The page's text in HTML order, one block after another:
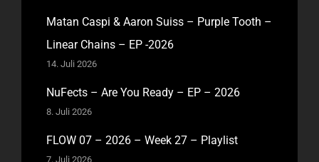
Matan Caspi & Aaron Suiss – Purple Tooth –
Linear Chains – EP -2026
14. Juli 2026
NuFects – Are You Ready – EP – 2026
8. Juli 2026
FLOW 07 – 2026 – Week 27 – Playlist
7. Juli 2026